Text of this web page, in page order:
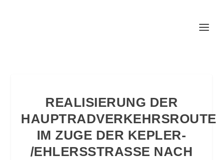
REALISIERUNG DER
HAUPTRADVERKEHRSROUTE
IM ZUGE DER KEPLER-
/EHLERSSTRASSE NACH E